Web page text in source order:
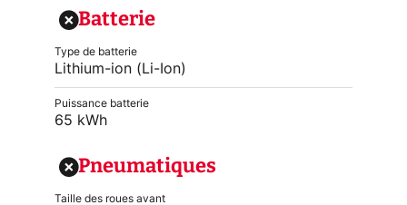
Batterie
Type de batterie
Lithium-ion (Li-Ion)
Puissance batterie
65 kWh
Pneumatiques
Taille des roues avant